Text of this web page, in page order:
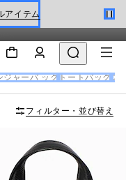
モント〕
ャーバ ッグ トートバッグ ス
フィルター・並び替え